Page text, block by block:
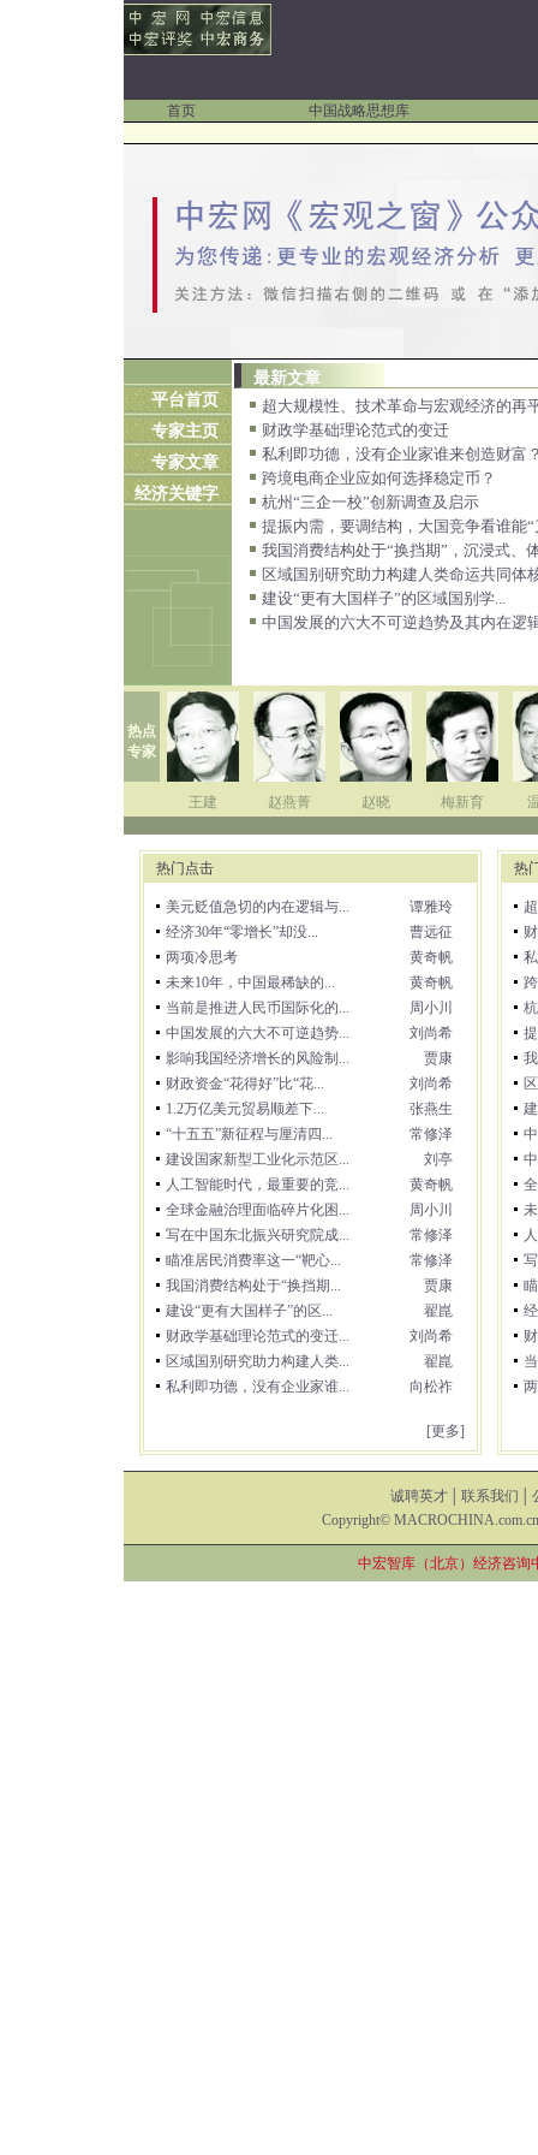
首页 中国战略思想库
平台首页
专家主页
专家文章
经济关键字
最新文章
超大规模性、技术革命与宏观经济的再
财政学基础理论范式的变迁
私利即功德，没有企业家谁来创造财富
跨境电商企业应如何选择稳定币？
杭州“三企一校”创新调查及启示
提振内需，要调结构，大国竞争看谁能“
我国消费结构处于“换挡期”，沉浸式、
区域国别研究助力构建人类命运共同体
建设“更有大国样子”的区域国别学...
中国发展的六大不可逆趋势及其内在逻
热点
专家
王建 赵燕菁 赵晓 梅新育
热门点击
美元贬值急切的内在逻辑与...
谭雅玲
经济30年“零增长”却没...
曹远征
两项冷思考
黄奇帆
未来10年，中国最稀缺的...
黄奇帆
当前是推进人民币国际化的...
周小川
中国发展的六大不可逆趋势...
刘尚希
影响我国经济增长的风险制...
贾康
财政资金“花得好”比“花...
刘尚希
1.2万亿美元贸易顺差下...
张燕生
“十五五”新征程与厘清四...
常修泽
建设国家新型工业化示范区...
刘亭
人工智能时代，最重要的竞...
黄奇帆
全球金融治理面临碎片化困...
周小川
写在中国东北振兴研究院成...
常修泽
瞄准居民消费率这一“靶心...
常修泽
我国消费结构处于“换挡期...
贾康
建设“更有大国样子”的区...
翟崑
财政学基础理论范式的变迁...
刘尚希
区域国别研究助力构建人类...
翟崑
私利即功德，没有企业家谁...
向松祚
[更多]
热
诚聘英才 联系我们
Copyright©
中宏智库（北京）经济咨询